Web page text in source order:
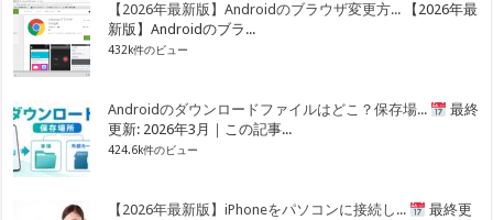
【2026年最新版】Androidのブラウザ変更方...
【2026年最
新版】Androidのブラ...
432k件のビュー
Androidのダウンロードファイルはどこ？保存場...
最終
更新: 2026年3月｜この記事...
424.6k件のビュー
【2026年最新版】iPhoneをパソコンに接続し...
最終更